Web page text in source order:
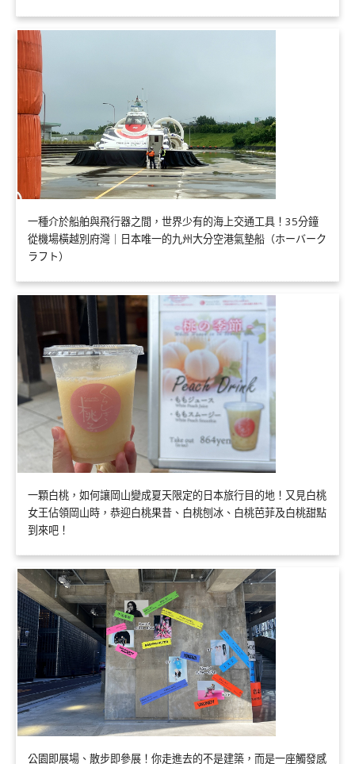
一種介於船舶與飛行器之間，世界少有的海上交通工具！35分鐘
從機場橫越別府灣｜日本唯一的九州大分空港氣墊船（ホーバーク
ラフト）
一顆白桃，如何讓岡山變成夏天限定的日本旅行目的地！又見白桃
女王佔領岡山時，恭迎白桃果昔、白桃刨冰、白桃芭菲及白桃甜點
到來吧！
公園即展場、散步即參展！你走進去的不是建築，而是一座觸發感